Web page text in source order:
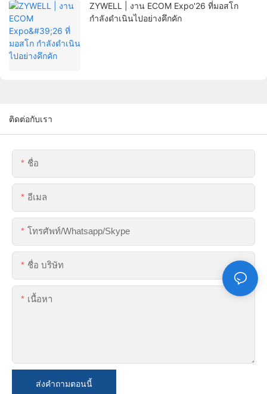
ZYWELL | งาน ECOM Expo'26 ที่มอสโก
กำลังดำเนินไปอย่างคึกคัก
ติดต่อกับเรา
ชื่อ
อีเมล
โทรศัพท์/whatsapp/skype
ชื่อ บริษัท
เนื้อหา
ส่งคำถามตอนนี้